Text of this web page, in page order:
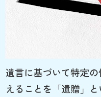
遺言に基づいて特定
えることを「遺贈」と